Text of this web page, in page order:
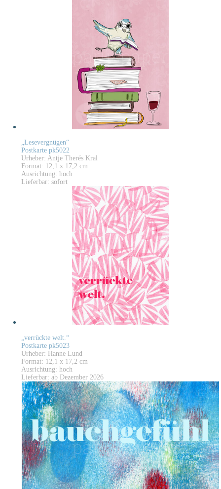
„Lesevergnügen“
Postkarte pk5022
Urheber: Antje Therés Kral
Format: 12,1 x 17,2 cm
Ausrichtung: hoch
Lieferbar: sofort
„verrückte welt.“
Postkarte pk5023
Urheber: Hanne Lund
Format: 12,1 x 17,2 cm
Ausrichtung: hoch
Lieferbar: ab Dezember 2026